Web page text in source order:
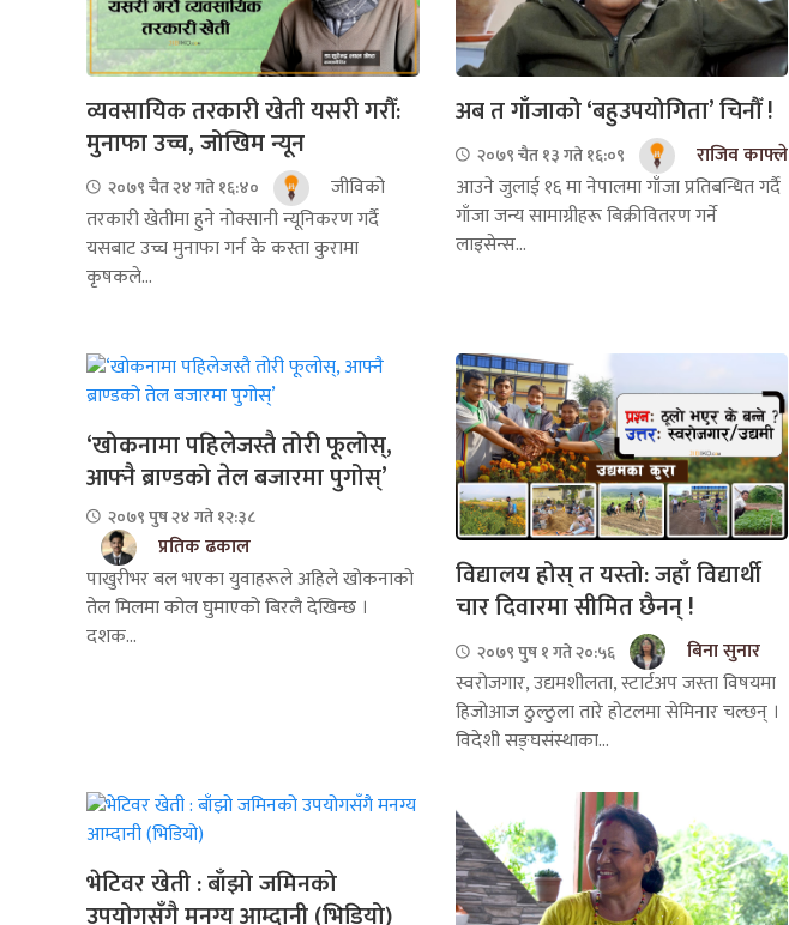
व्यवसायिक तरकारी खेती यसरी गरौँ:
मुनाफा उच्च, जोखिम न्यून
२०७९ चैत २४ गते १६:४०
जीविको
तरकारी खेतीमा हुने नोक्सानी न्यूनिकरण गर्दै
यसबाट उच्च मुनाफा गर्न के कस्ता कुरामा
कृषकले...
अब त गाँजाको ‘बहुउपयोगिता’ चिनौँ !
२०७९ चैत १३ गते १६:०९
राजिव काफ्ले
आउने जुलाई १६ मा नेपालमा गाँजा प्रतिबन्धित गर्दै
गाँजा जन्य सामाग्रीहरू बिक्रीवितरण गर्ने
लाइसेन्स...
‘खोकनामा पहिलेजस्तै तोरी फूलोस्,
आफ्नै ब्राण्डको तेल बजारमा पुगोस्’
२०७९ पुष २४ गते १२:३८
प्रतिक ढकाल
पाखुरीभर बल भएका युवाहरूले अहिले खोकनाको
तेल मिलमा कोल घुमाएको बिरलै देखिन्छ ।
दशक...
विद्यालय होस् त यस्तो: जहाँ विद्यार्थी
चार दिवारमा सीमित छैनन् !
२०७९ पुष १ गते २०:५६
बिना सुनार
स्वरोजगार, उद्यमशीलता, स्टार्टअप जस्ता विषयमा
हिजोआज ठुल्ठुला तारे होटलमा सेमिनार चल्छन् ।
विदेशी सङ्घसंस्थाका...
भेटिवर खेती : बाँझो जमिनको
उपयोगसँगै मनग्य आम्दानी (भिडियो)